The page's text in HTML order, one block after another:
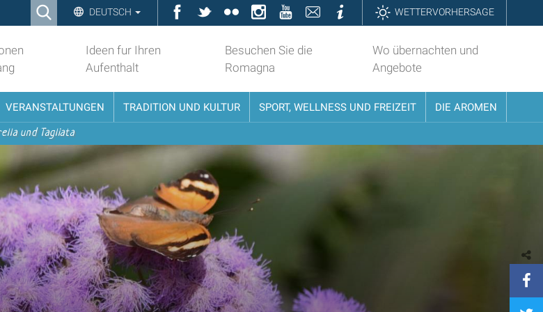
Ricerca DEUTSCH Facebook
TwitterFlickrInstagramYouTubeContattiInformazioniWETTERVORHERSAGE
Ideen fur Ihren
Aufenthalt
Besuchen Sie die
Romagna
Wo übernachten und
Angebote
VERANSTALTUNGEN TRADITION UND KULTUR SPORT, WELLNESS UND FREIZEIT DIE AROMEN
und Tagliata